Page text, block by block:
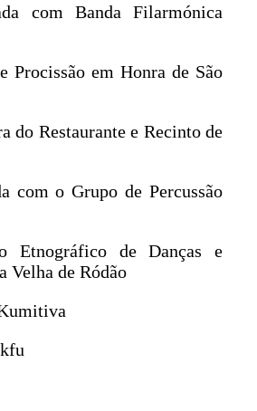
com Banda Filarmónica
Procissão em Honra de São
do Restaurante e Recinto de
com o Grupo de Percussão
Etnográfico de Danças e
Velha de Ródão